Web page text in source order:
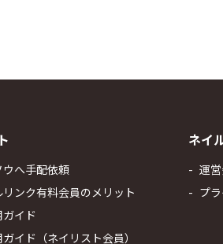
ウへ手配依頼
リンク有料会員のメリット
ガイド
イド（ネイリスト会員）
ネイ
運
プ